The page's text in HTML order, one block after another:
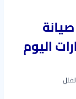
اليوم